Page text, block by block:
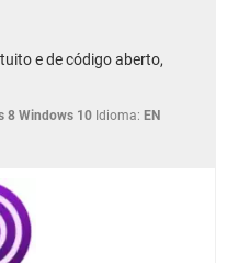
e de código aberto,
8 Windows 10 Idioma: EN